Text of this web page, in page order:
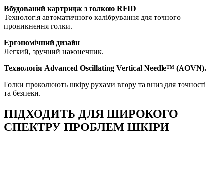
Вбудований картридж з голкою RFID
Технологія автоматичного калібрування для точного
проникнення голки.
Ергономічний дизайн
Легкий, зручний наконечник.
Технологія Advanced Oscillating Vertical Needle™ (AOVN).
Голки проколюють шкіру рухами вгору та вниз для точності
та безпеки.
ПІДХОДИТЬ ДЛЯ ШИРОКОГО
СПЕКТРУ ПРОБЛЕМ ШКІРИ